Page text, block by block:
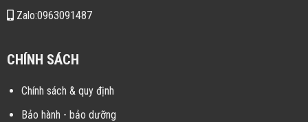
Zalo:0963091487
CHÍNH SÁCH
Chính sách & quy định
Bảo hành - bảo dưỡng